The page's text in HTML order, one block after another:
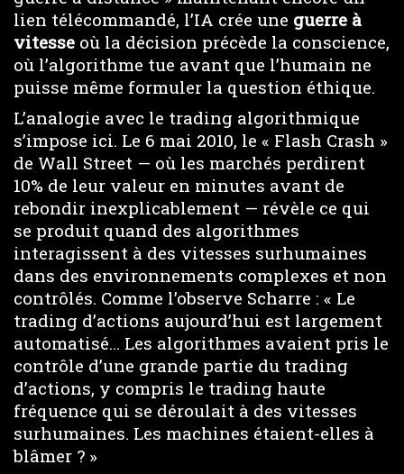
lien télécommandé, l’IA crée une guerre à
vitesse où la décision précède la conscience,
où l’algorithme tue avant que l’humain ne
puisse même formuler la question éthique.
L’analogie avec le trading algorithmique
s’impose ici. Le 6 mai 2010, le « Flash Crash »
de Wall Street — où les marchés perdirent
10% de leur valeur en minutes avant de
rebondir inexplicablement — révèle ce qui
se produit quand des algorithmes
interagissent à des vitesses surhumaines
dans des environnements complexes et non
contrôlés. Comme l’observe Scharre : « Le
trading d’actions aujourd’hui est largement
automatisé… Les algorithmes avaient pris le
contrôle d’une grande partie du trading
d’actions, y compris le trading haute
fréquence qui se déroulait à des vitesses
surhumaines. Les machines étaient-elles à
blâmer ? »